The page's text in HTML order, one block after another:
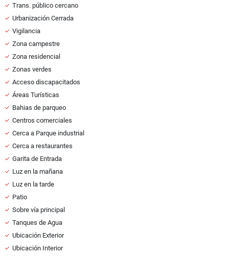
Trans. público cercano
Urbanización Cerrada
Vigilancia
Zona campestre
Zona residencial
Zonas verdes
Acceso discapacitados
Áreas Turísticas
Bahias de parqueo
Centros comerciales
Cerca a Parque industrial
Cerca a restaurantes
Garita de Entrada
Luz en la mañana
Luz en la tarde
Patio
Sobre vía principal
Tanques de Agua
Ubicación Exterior
Ubicación Interior